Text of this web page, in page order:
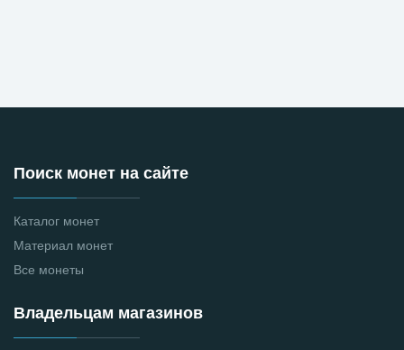
Поиск монет на сайте
Каталог монет
Материал монет
Все монеты
Владельцам магазинов